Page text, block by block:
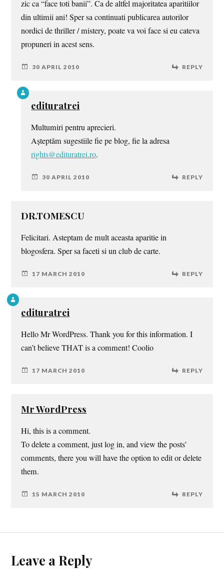
zic ca “face toti banii”. Ca de altfel majoritatea aparitiilor
din ultimii ani! Sper sa continuati publicarea autorilor
nordici de thriller / mistery, poate va voi face si eu cateva
propuneri in acest sens.
30 APRIL 2010 REPLY
edituratrei
Multumiri pentru aprecieri.
Așteptăm sugestiile fie pe blog, fie la adresa
rights@edituratrei.ro.
30 APRIL 2010 REPLY
DR.TOMESCU
Felicitari. Asteptam de mult aceasta aparitie in
blogosfera. Sper sa faceti si un club de carte.
17 MARCH 2010 REPLY
edituratrei
Hello Mr WordPress. Thank you for this information. I
can’t believe THAT is a comment! Coolio
17 MARCH 2010 REPLY
Mr WordPress
Hi, this is a comment.
To delete a comment, just log in, and view the posts’
comments, there you will have the option to edit or delete
them.
15 MARCH 2010 REPLY
Leave a Reply